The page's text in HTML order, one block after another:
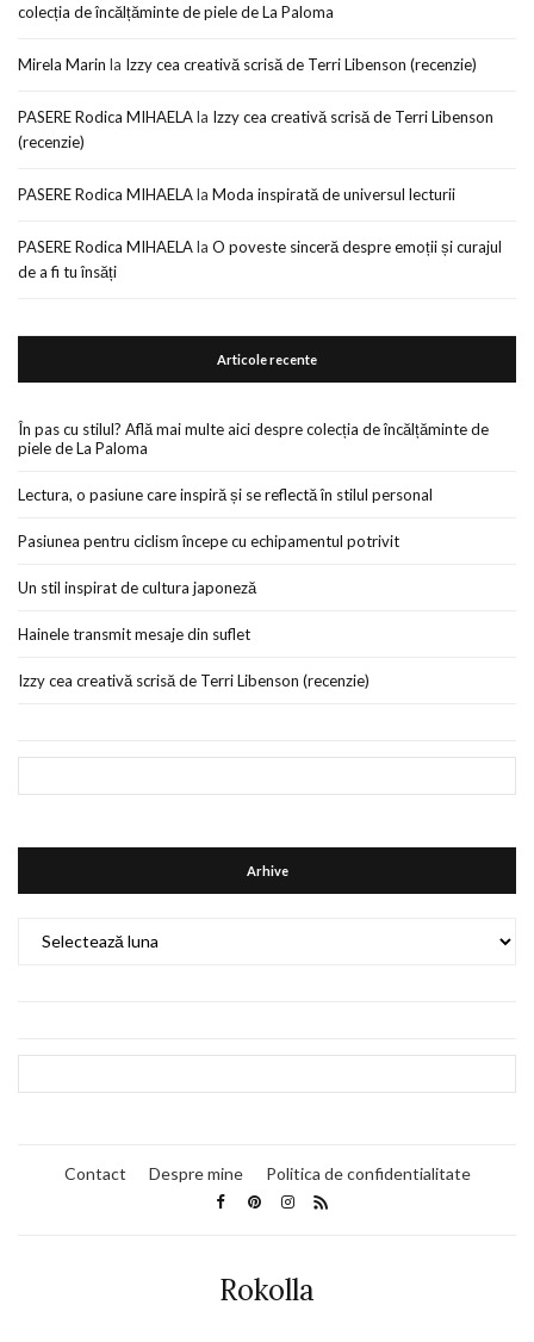
colecția de încălțăminte de piele de La Paloma
Mirela Marin la Izzy cea creativă scrisă de Terri Libenson (recenzie)
PASERE Rodica MIHAELAla Izzy cea creativă scrisă de Terri Libenson
(recenzie)
PASERE Rodica MIHAELAla Moda inspirată de universul lecturii
PASERE Rodica MIHAELAla O poveste sinceră despre emoții și curajul
de a fi tu însăți
Articole recente
În pas cu stilul? Află mai multe aici despre colecția de încălțăminte de
piele de La Paloma
Lectura, o pasiune care inspiră și se reflectă în stilul personal
Pasiunea pentru ciclism începe cu echipamentul potrivit
Un stil inspirat de cultura japoneză
Hainele transmit mesaje din suflet
Izzy cea creativă scrisă de Terri Libenson (recenzie)
Arhive
Contact Despre mine Politica de confidentialitate
Rokolla